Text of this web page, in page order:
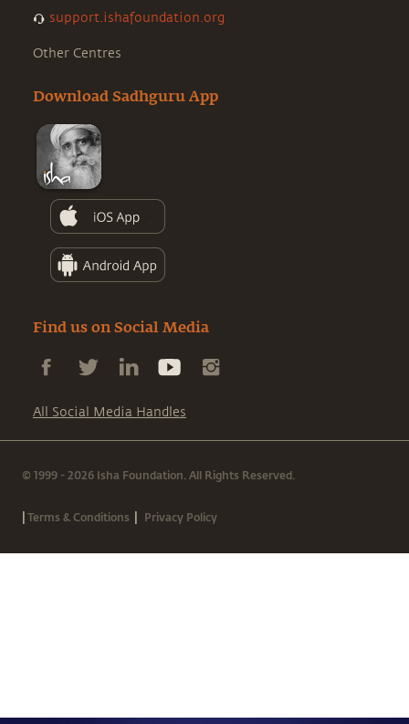
support.ishafoundation.org
Other Centres
Download Sadhguru App
Find us on Social Media
All Social Media Handles
© 1999 - 2026 Isha Foundation. All Rights Reserved.
|Terms & Conditions | Privacy Policy